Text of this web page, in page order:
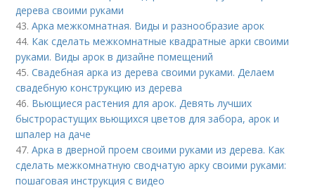
дерева своими руками
43.Арка межкомнатная. Виды и разнообразие арок
44. Как сделать межкомнатные квадратные арки своими
руками. Виды арок в дизайне помещений
45.Свадебная арка из дерева своими руками. Делаем
свадебную конструкцию из дерева
46. Вьющиеся растения для арок. Девять лучших
быстрорастущих вьющихся цветов для забора, арок и
шпалер на даче
47.Арка в дверной проем своими руками из дерева. Как
сделать межкомнатную сводчатую арку своими руками:
пошаговая инструкция с видео